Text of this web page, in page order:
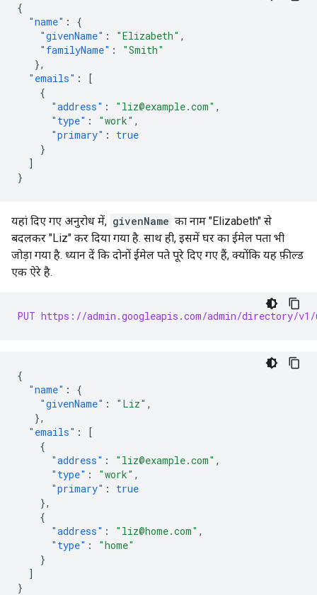
{
"name" :
{
"givenName" : "Elizabeth" ,
"familyName" :
"Smith"
},
"emails" :
[
{
"address" : "liz@example.com" ,
"type" : "work" ,
"primary" :
true
}
]
}
यहां दिए गए अनुरोध में, givenName का नाम "Elizabeth" से
बदलकर "Liz" कर दिया गया है. साथ ही, इसमें घर का ईमेल पता भी
जोड़ा गया है. ध्यान दें कि दोनों ईमेल पते पूरे दिए गए हैं, क्योंकि यह फ़ील्ड
एक ऐरे है.
PUT https://admin.googleapis.com/admin/directory/v1/
{
"name" :
{
"givenName" : "Liz" ,
},
"emails" :
[
{
"address" : "liz@example.com" ,
"type" : "work" ,
"primary" :
true
},
{
"address" : "liz@home.com" ,
"type" :
"home"
}
]
}